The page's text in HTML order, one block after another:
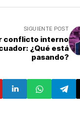
SIGUIENTE POST
conflicto interno
¿Qué está
pasando?